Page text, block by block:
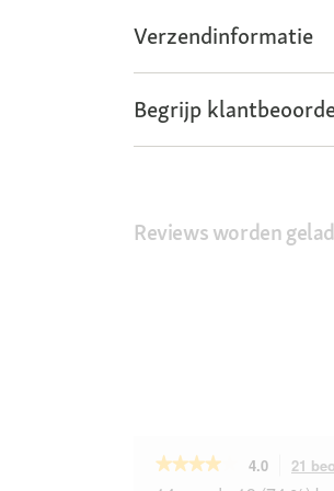
Verzendinformatie
Begrijp
Reviews worden
★★★★★
★★★★★ 4.0 21